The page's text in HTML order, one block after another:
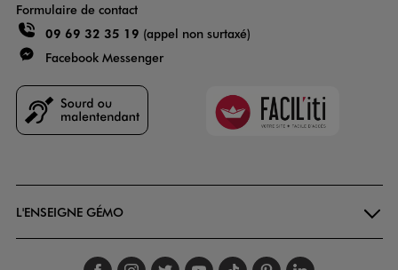
Formulaire de contact
09 69 32 35 19 (appel non surtaxé)
Facebook Messenger
Faciliti
L'ENSEIGNE GÉMO